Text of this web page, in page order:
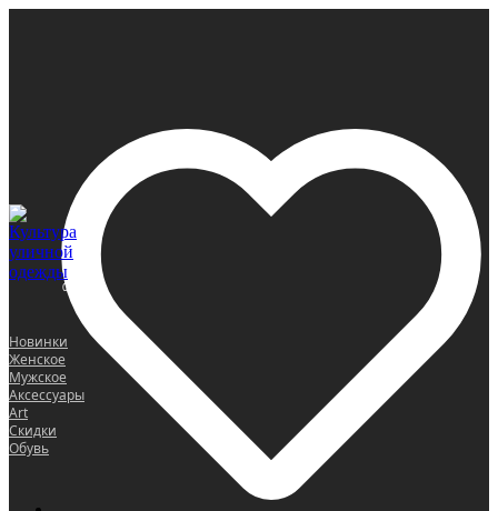
0
Новинки
Женское
Мужское
Аксессуары
Art
Скидки
Обувь